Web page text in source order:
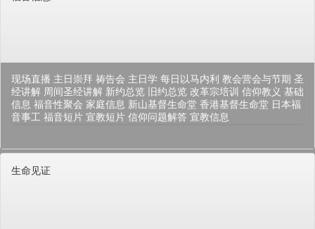
现场直播 主日崇拜 祷告会 主日学 每日以马内利 教会营会与节期 圣
经讲解 周间圣经讲解 新约总览 旧约总览 改革宗培训 信仰教义 基础
信息 福音性聚会 家庭信息 新山基督生命堂 香港基督生命堂 日本福
音事工 福音短片 宣教短片 信仰问题解答 宣教信息
生命见证